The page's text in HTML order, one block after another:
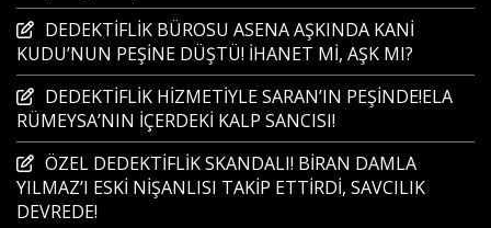
DEDEKTİFLİK BÜROSU ASENA AŞKINDA KANİ
KUDU’NUN PEŞİNE DÜŞTÜ! İHANET Mİ, AŞK MI?
DEDEKTİFLİK HİZMETİYLE SARAN’IN PEŞİNDE!ELA
RÜMEYSA’NIN İÇERDEKİ KALP SANCISI!
ÖZEL DEDEKTİFLİK SKANDALI! BİRAN DAMLA
YILMAZ’I ESKİ NİŞANLISI TAKİP ETTİRDİ, SAVCILIK
DEVREDE!